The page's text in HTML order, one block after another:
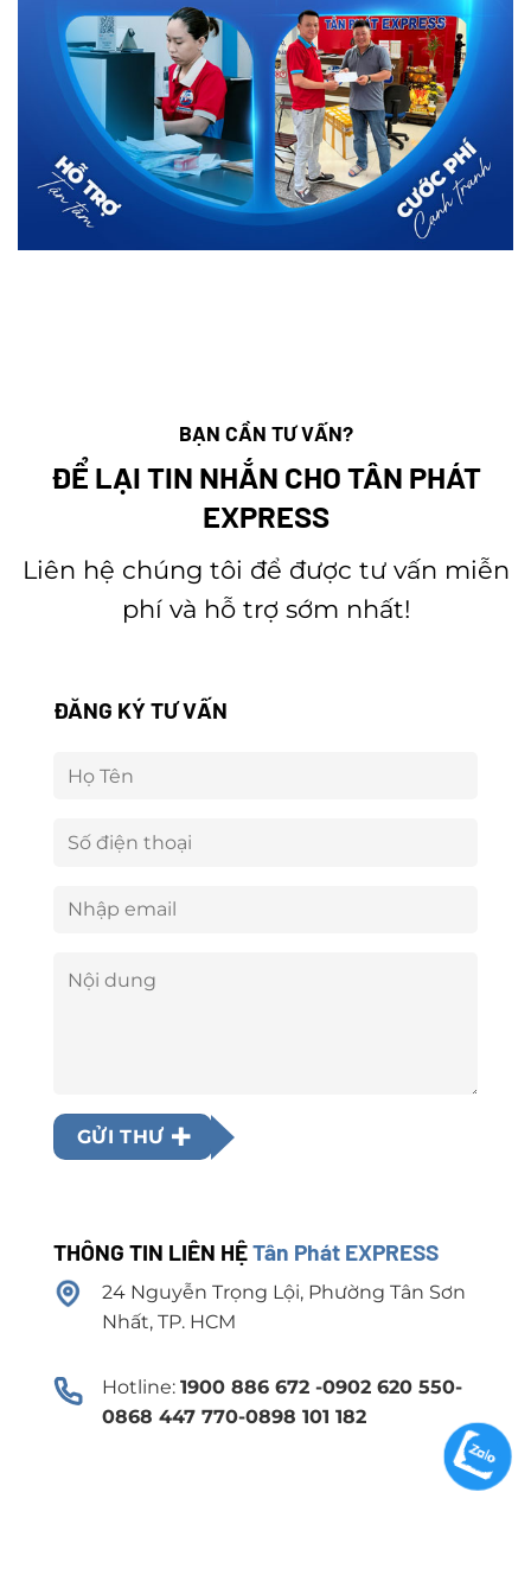
BẠN CẦN TƯ VẤN?
ĐỂ LẠI TIN NHẮN CHO TÂN PHÁT
EXPRESS
Liên hệ chúng tôi để được tư vấn miễn
phí và hỗ trợ sớm nhất!
ĐĂNG KÝ TƯ VẤN
GỬI THƯ
THÔNG TIN LIÊN HỆTân Phát EXPRESS
24 Nguyễn Trọng Lội, Phường Tân Sơn
Nhất, TP. HCM
Hotline: 1900 886 672 -0902 620 550-
0868 447 770-0898 101 182